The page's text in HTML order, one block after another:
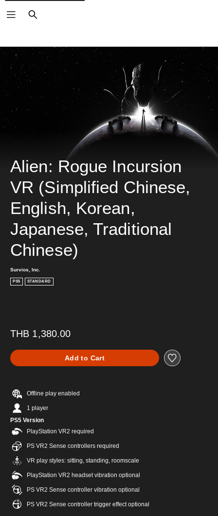
Alien: Rogue Incursion
VR (Simplified Chinese,
English, Korean,
Japanese, Traditional
Chinese)
Survios, Inc.
PS5 STANDARD
THB 1,380.00
Add to Cart
Offline play enabled
1 player
PS5 Version
PlayStation VR2 required
PS VR2 Sense controllers required
VR play styles: sitting, standing, roomscale
PlayStation VR2 headset vibration optional
PS VR2 Sense controller vibration optional
PS VR2 Sense controller trigger effect optional